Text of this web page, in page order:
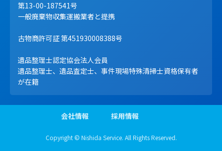
第13-00-187541号
一般廃棄物収集運搬業者と提携
古物商許可証 第451930008388号
遺品整理士認定協会法人会員
遺品整理士、遺品査定士、事件現場特殊清掃士資格保有者
が在籍
会社情報 採用情報
Copyright © Nishida Service. All Rights Reserved.